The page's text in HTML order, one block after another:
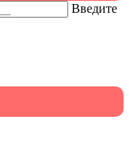
Введите